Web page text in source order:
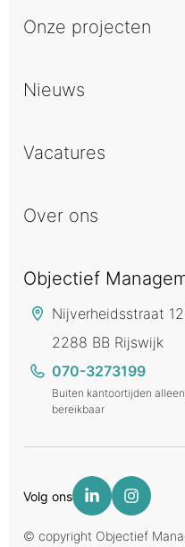
Onze projecten
Nieuws
Vacatures
Over ons
Objectief
Nijverheidsstraat
2288 BB Rijswijk
070-3273199
Buiten kantoortijden
bereikbaar
© copyright Objectief
Volg ons